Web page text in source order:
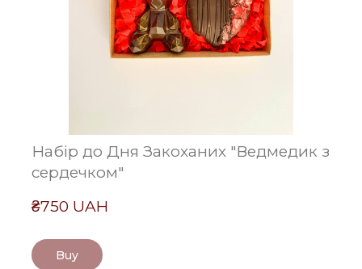
Набір до Дня Закоханих "Ведмедик з
сердечком"
₴750 UAH
Buy